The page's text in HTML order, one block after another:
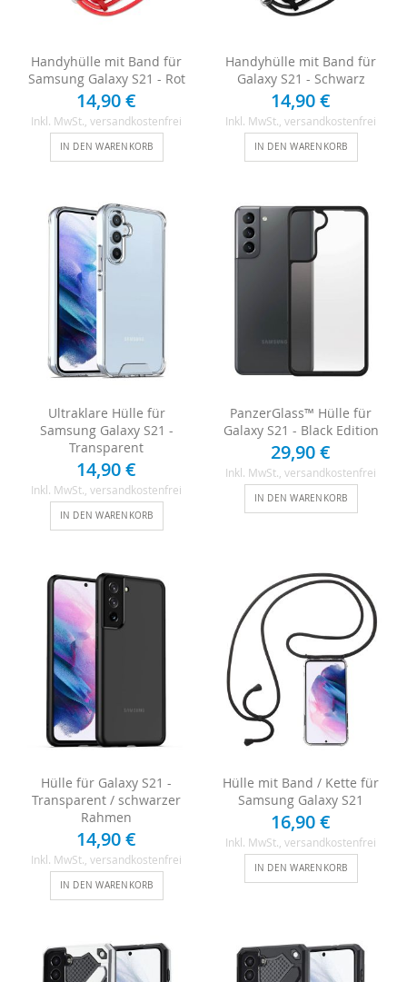
Handyhülle mit Band für
Samsung Galaxy S21 - Rot
14,90 €
Inkl. MwSt. , versandkostenfrei
IN DEN WARENKORB
Handyhülle mit Band für
Galaxy S21 - Schwarz
14,90 €
Inkl. MwSt. , versandkostenfrei
IN DEN WARENKORB
Ultraklare Hülle für
Samsung Galaxy S21 -
Transparent
14,90 €
Inkl. MwSt., versandkostenfrei
IN DEN WARENKORB
PanzerGlass™ Hülle für
Galaxy S21 - Black Edition
29,90 €
Inkl. MwSt., versandkostenfrei
IN DEN WARENKORB
Hülle für Galaxy S21 -
Transparent / schwarzer
Rahmen
14,90 €
Inkl. MwSt. , versandkostenfrei
IN DEN WARENKORB
Hülle mit Band / Kette für
Samsung Galaxy S21
16,90 €
Inkl. MwSt. , versandkostenfrei
IN DEN WARENKORB